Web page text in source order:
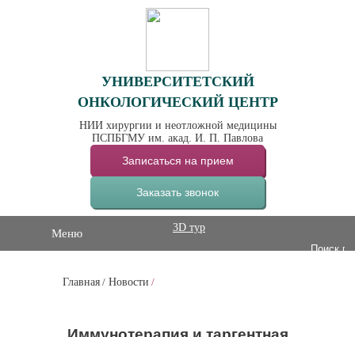
УНИВЕРСИТЕТСКИЙ
ОНКОЛОГИЧЕСКИЙ ЦЕНТР
НИИ хирургии и неотложной медицины
ПСПБГМУ им. акад. И. П. Павлова
Записаться на прием
Заказать звонок
Меню 3D тур
Главная / Новости /